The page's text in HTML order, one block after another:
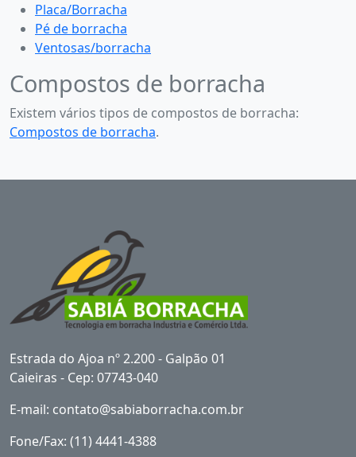
Placa/Borracha
Pé de borracha
Ventosas/borracha
Compostos de borracha
Existem vários tipos de compostos de borracha:
Compostos de borracha.
Estrada do Ajoa nº 2.200 - Galpão 01
Caieiras - Cep: 07743-040
E-mail: contato@sabiaborracha.com.br
Fone/Fax: (11) 4441-4388‬